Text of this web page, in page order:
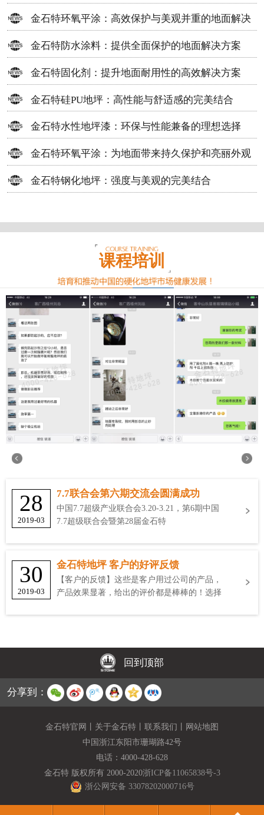
金石特环氧平涂：高效保护与美观并重的地面解决
方案
金石特防水涂料：提供全面保护的地面解决方案
金石特固化剂：提升地面耐用性的高效解决方案
金石特硅PU地坪：高性能与舒适感的完美结合
金石特水性地坪漆：环保与性能兼备的理想选择
金石特环氧平涂：为地面带来持久保护和亮丽外观
金石特钢化地坪：强度与美观的完美结合
课程培训
28
2019-03
7.7联合会第六期交流会圆满成功
中国7.7超级产业联合会3.20-3.21，第6期中国
7.7超级联合会暨第28届金石特
30
2019-03
金石特地坪 客户的好评反馈
【客户的反馈】这些是客户用过公司的产品，
产品效果显著，给出的评价都是棒棒的！选择
回到顶部
分享到：
金石特官网 关于金石特 联系我们
网站地图
中国浙江东阳市珊瑚路42号
电话： 4000-428-628
金石特 版权所有 2000-2020浙ICP备11065838号-3
浙公网安备 33078202000716号